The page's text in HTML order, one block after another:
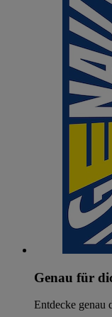
Genau für
Entdecke genau